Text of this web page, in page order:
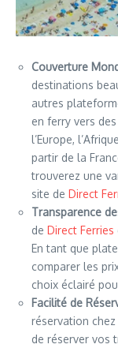
Couverture
destinations
autres
en ferry vers
l’Europe,
partir de la
trouverez une
site de Direct
Transparence
de Direct Ferries
En tant que
comparer les
choix éclairé
Facilité de
réservation chez
de réserver vos